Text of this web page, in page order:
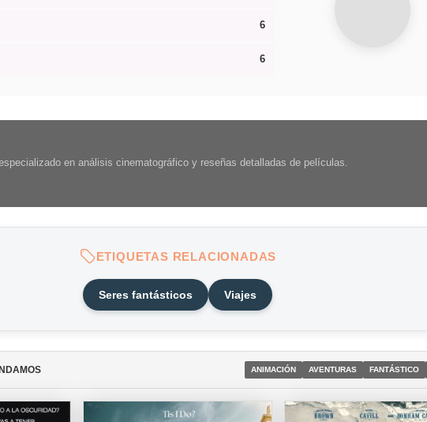
6
6
en análisis cinematográfico y reseñas detalladas de películas.
ETIQUETAS RELACIONADAS
Seres fantásticos Viajes
ANIMACIÓN AVENTURAS FANTÁSTICO